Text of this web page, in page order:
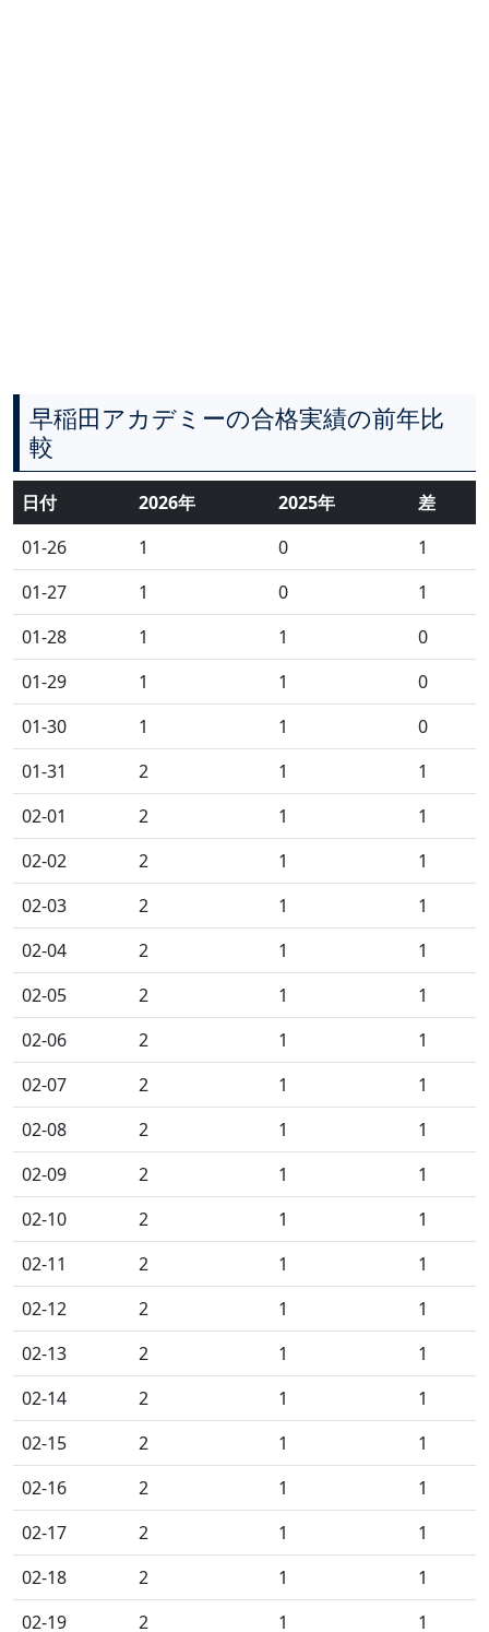
早稲田アカデミーの合格実績の前年比
較
日付 2026年 2025年
差
01-26
1 0
1
01-27
1 0
1
01-28
1 1
0
01-29
1 1
0
01-30
1 1
0
01-31
2 1
1
02-01
2 1
1
02-02
2 1
1
02-03
2 1
1
02-04
2 1
1
02-05
2 1
1
02-06
2 1
1
02-07
2 1
1
02-08
2 1
1
02-09
2 1
1
02-10
2 1
1
02-11
2 1
1
02-12
2 1
1
02-13
2 1
1
02-14
2 1
1
02-15
2 1
1
02-16
2 1
1
02-17
2 1
1
02-18
2 1
1
02-19
2 1 1